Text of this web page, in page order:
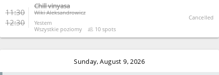
11:30
12:30
Chill vinyasa
Wiki Aleksandrowicz
Yestem
Wszystkie poziomy
10 spots
Cancelled
CLOSE
Sunday, August 9, 2026